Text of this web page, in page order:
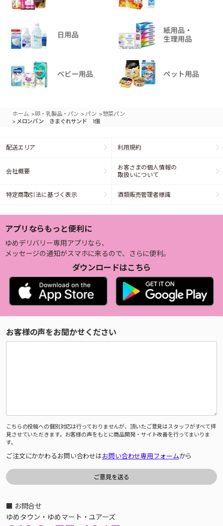
ホーム >卵・乳製品・パン > パン >惣菜パン
> メロンパン きまぐれサンド 1個
配送エリア 利用規約
会社概要
お客さまの個人情報の
取扱いについて
特定商取引法に基づく表示 酒類販売管理者標識
アプリならもっと便利に
ゆめデリバリー専用アプリなら、
メッセージの通知がスマホに来るので、さらに便利。
ダウンロードはこちら
お客様の声をお聞かせください
こちらの投稿への個別対応は行っておりませんが、頂いたご意見はスタッフがすべて拝
見させていただきます。お客様の声をもとに商品開発・サイト改善を行ってまいりま
す。
ご注文にかかわるお問い合わせはお問い合わせ専用フォームから
■ お問合せ
ゆめタウン・ゆめマート・ユアーズ